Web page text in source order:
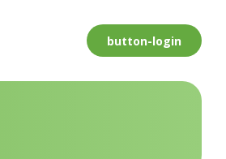
button-login